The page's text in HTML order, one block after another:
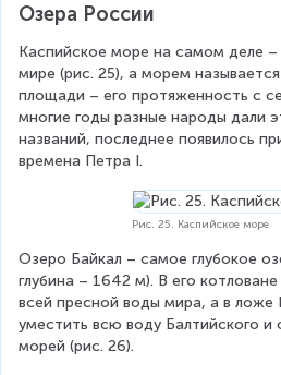
Озера России
Каспийское море на самом деле –
мире (рис. 25), а морем
площади – его протяженность с
многие годы разные народы дали
названий, последнее появилось
времена Петра І.
Рис. 25. Каспийское море
Озеро Байкал – самое глубокое
глубина – 1642 м). В его
всей пресной воды мира, а в ложе
уместить всю воду Балтийского и
морей (рис. 26).